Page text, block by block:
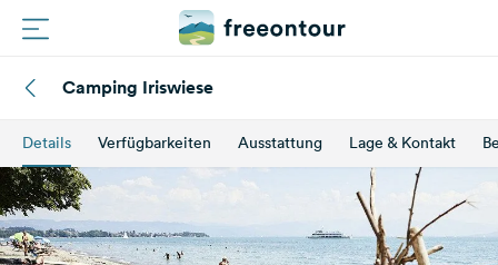
Routen
Plätze
Magazin
Camping Iriswiese
Details Verfügbarkeiten Ausstattung Lage & Kontakt